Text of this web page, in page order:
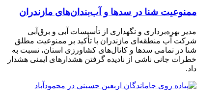
ممنوعیت شنا در سدها و آب‌بندان‌‌های مازندران
مدیر بهره‌برداری و نگهداری از تأسیسات آبی و برق‌آبی
شرکت آب منطقه‌ای مازندران با تأکید بر ممنوعیت مطلق
شنا در تمامی سدها و کانال‌های کشاورزی استان، نسبت به
خطرات جانی ناشی از نادیده گرفتن هشدارهای ایمنی هشدار
داد.